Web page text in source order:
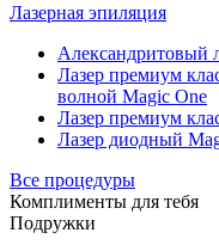
Лазерная эпиляция
Александритовый
Лазер премиум
волной Magic One
Лазер премиум
Лазер диодный
Все процедуры
Комплименты для тебя
Подружки